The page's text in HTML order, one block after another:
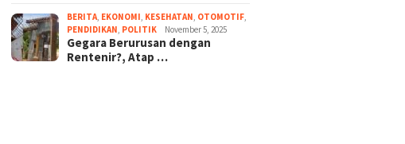
BERITA EKONOMI KESEHATAN OTOMOTIF
PENDIDIKAN POLITIK November 5, 2025
Gegara Berurusan dengan
Rentenir?, Atap …